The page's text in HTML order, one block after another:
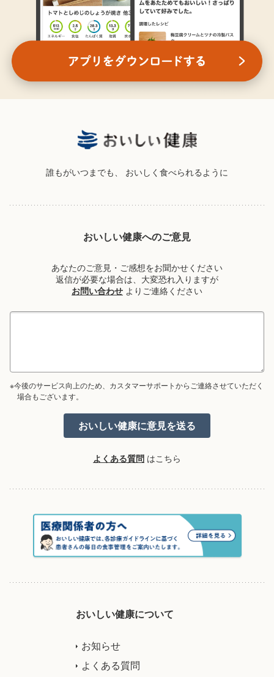
誰もがいつまでも、 おいしく食べられるように
おいしい健康へのご意見
あなたのご意見・ご感想をお聞かせください
返信が必要な場合は、大変恐れ入りますが
お問い合わせ よりご連絡ください
※今後のサービス向上のため、カスタマーサポートからご連絡させていただく
場合もございます。
よくある質問 はこちら
おいしい健康について
お知らせ
よくある質問